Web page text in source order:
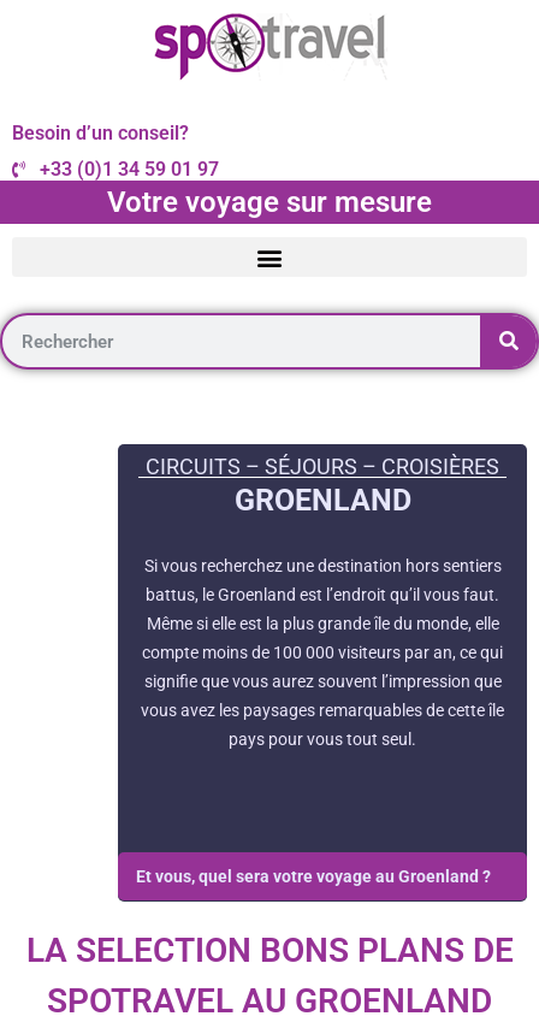
Besoin d’un conseil?
+33 (0)1 34 59 01 97
Votre voyage sur mesure
CIRCUITS – SÉJOURS – CROISIÈRES
GROENLAND
Si vous recherchez une destination hors sentiers
battus, le Groenland est l’endroit qu’il vous faut.
Même si elle est la plus grande île du monde, elle
compte moins de 100 000 visiteurs par an, ce qui
signifie que vous aurez souvent l’impression que
vous avez les paysages remarquables de cette île
pays pour vous tout seul.
Et vous, quel sera votre voyage au Groenland ?
LA SELECTION BONS PLANS DE
SPOTRAVEL AU GROENLAND